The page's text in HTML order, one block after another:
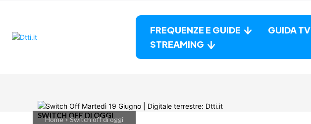
FREQUENZE E GUIDE GUIDA TV
STREAMING
Home Switch off di oggi
SWITCH OFF DI OGGI